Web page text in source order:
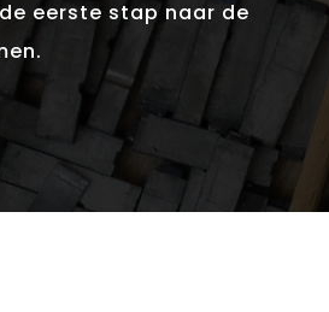
eerste stap naar de